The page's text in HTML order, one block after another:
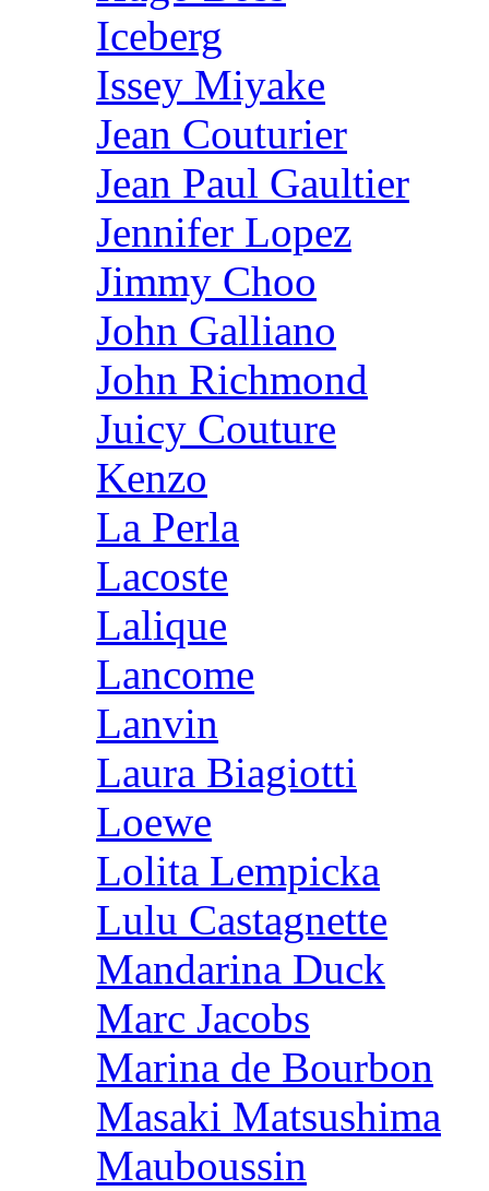
Iceberg
Issey Miyake
Jean Couturier
Jean Paul Gaultier
Jennifer Lopez
Jimmy Choo
John Galliano
John Richmond
Juicy Couture
Kenzo
La Perla
Lacoste
Lalique
Lancome
Lanvin
Laura Biagiotti
Loewe
Lolita Lempicka
Lulu Castagnette
Mandarina Duck
Marc Jacobs
Marina de Bourbon
Masaki Matsushima
Mauboussin